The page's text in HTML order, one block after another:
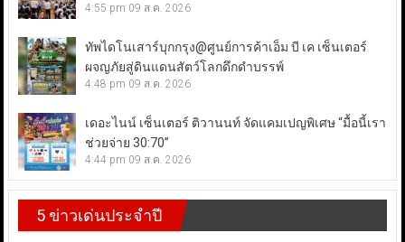
4:55 pm 09 ส.ค. 2026
ทัพไดโนเสาร์บุกกรุง@ศูนย์การค้าเอ็ม บี เค เซ็นเตอร์
ผจญภัยสู่ดินแดนสัตว์โลกดึกดำบรรพ์
4:48 pm 09 ส.ค. 2026
เดอะไนน์ เซ็นเตอร์ ติวานนท์ จัดแคมเปญพิเศษ “มื้อนี้เรา
ช่วยจ่าย 30:70”
4:44 pm 09 ส.ค. 2026
5 ข่าวเด่นประจำปี